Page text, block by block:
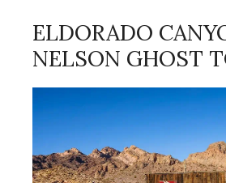
ELDORADO
NELSON GHOST